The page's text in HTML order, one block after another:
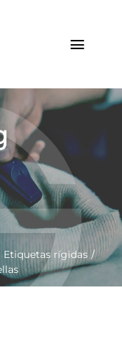
Etiquetas rígidas